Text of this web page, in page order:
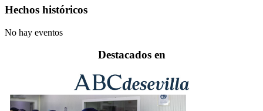
Hechos históricos
No hay eventos
Destacados en